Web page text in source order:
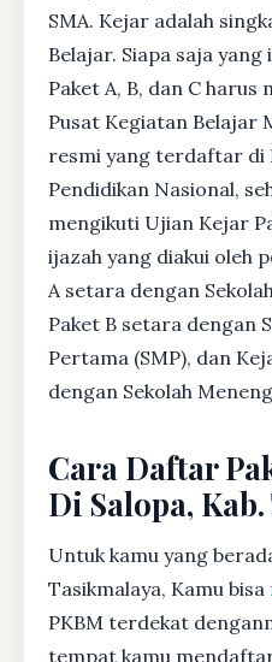
SMA. Kejar adalah
Belajar. Siapa saja
Paket A, B, dan C
Pusat Kegiatan Belajar
resmi yang terdaftar di
Pendidikan Nasional,
mengikuti Ujian Kejar
ijazah yang diakui oleh
A setara dengan
Paket B setara dengan
Pertama (SMP), dan
dengan Sekolah
Cara Daftar
Di Salopa,
Untuk kamu yang
Tasikmalaya, Kamu bisa
PKBM terdekat
tempat kamu